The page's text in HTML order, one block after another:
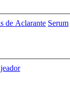
de Aclarante Serum